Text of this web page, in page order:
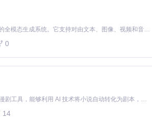
改的准确性，又提高了代码的可维护性。
段。这就像一位经验丰富的医生，能够根据不同
MiniMax H3 是一个通用的全模态生成系统。它支持对由文本、图像、视频和音频组成的多模态上下文进行统一理解，并能生成分辨率高达 2K、时长可达 15 秒的带原生立体声音频的视频。得益于面向任务泛化的系统设计，H3 在预训练阶段就已具备广泛的多模态上下文理解与生成能力，能够出色地执行复杂的多模态指令。
0
Toonflow 是一款 AI 短剧漫剧工具，能够利用 AI 技术将小说自动转化为剧本，并结合 AI 生成的图片和视频，实现高效的短剧创作。借助 Toonflow，可以轻松完成从文字到影像的全流程，让短剧制作变得更加智能与便捷。
14